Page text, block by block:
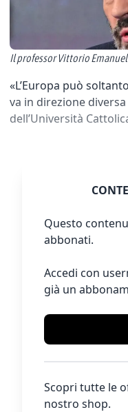
Il professor Vittorio
«L’Europa può
va in direzione
dell’Università
Questo
abbonati.
Accedi con
già un
Scopri tutte le
nostro shop.